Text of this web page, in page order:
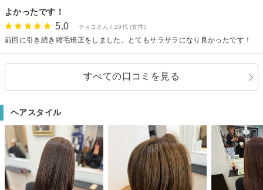
よかったです！
5.0 チョコさん / 20代 (女性)
前回に引き続き縮毛矯正をしました。とてもサラサラになり良かったです！
すべての口コミを見る
ヘアスタイル